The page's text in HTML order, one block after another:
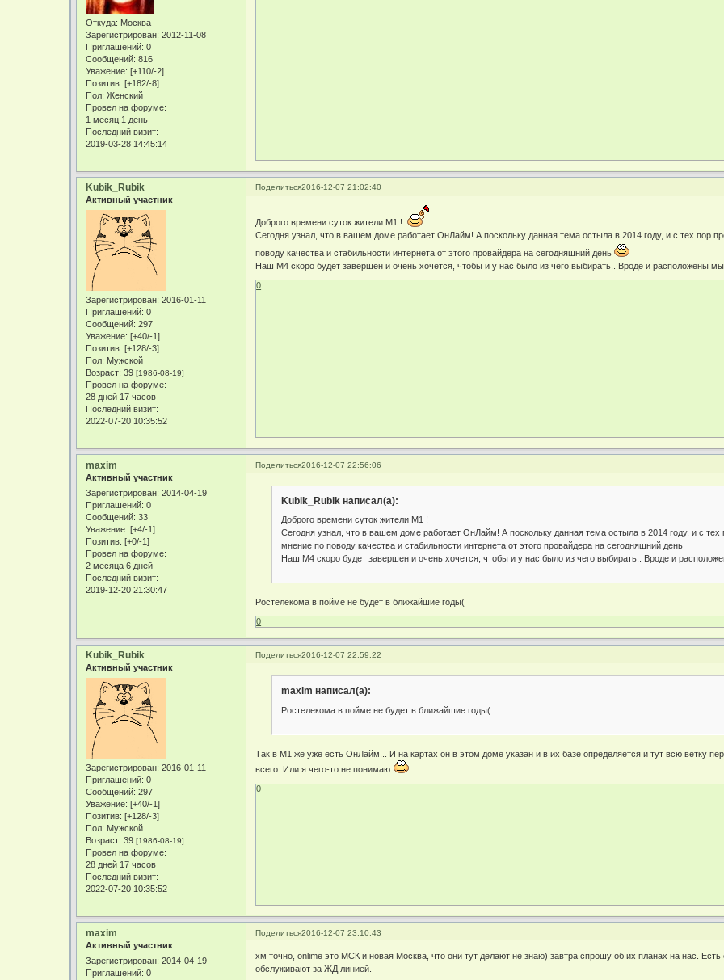
Откуда: Москва
Зарегистрирован: 2012-11-08
Приглашений: 0
Сообщений: 816
Уважение: [+110/-2]
Позитив: [+182/-8]
Пол: Женский
Провел на форуме:
1 месяц 1 день
Последний визит:
2019-03-28 14:45:14
Поделиться2016-12-07 21:02:40
Kubik_Rubik
Активный участник
Зарегистрирован: 2016-01-11
Приглашений: 0
Сообщений: 297
Уважение: [+40/-1]
Позитив: [+128/-3]
Пол: Мужской
Возраст: 39[1986-08-19]
Провел на форуме:
28 дней 17 часов
Последний визит:
2022-07-20 10:35:52
Доброго времени суток жители М1 !
Сегодня узнал, что в вашем доме работает ОнЛайм! А поскольку данная тема остыла в 2014 году, и с тех пор
поводу качества и стабильности интернета от этого провайдера на сегодняшний день
Наш М4 скоро будет завершен и очень хочется, чтобы и у нас было из чего выбирать.. Вроде и расположены
0
Поделиться2016-12-07 22:56:06
maxim
Активный участник
Зарегистрирован: 2014-04-19
Приглашений: 0
Сообщений: 33
Уважение: [+4/-1]
Позитив: [+0/-1]
Провел на форуме:
2 месяца 6 дней
Последний визит:
2019-12-20 21:30:47
Kubik_Rubik написал(а):
Доброго времени суток жители М1 !
Сегодня узнал, что в вашем доме работает ОнЛайм! А поскольку данная тема остыла в 2014 году, и с
мнение по поводу качества и стабильности интернета от этого провайдера на сегодняшний день
Наш М4 скоро будет завершен и очень хочется, чтобы и у нас было из чего выбирать.. Вроде и
Ростелекома в пойме не будет в ближайшие годы(
0
Поделиться2016-12-07 22:59:22
Kubik_Rubik
Активный участник
Зарегистрирован: 2016-01-11
Приглашений: 0
Сообщений: 297
Уважение: [+40/-1]
Позитив: [+128/-3]
Пол: Мужской
Возраст: 39[1986-08-19]
Провел на форуме:
28 дней 17 часов
Последний визит:
2022-07-20 10:35:52
maxim написал(а):
Ростелекома в пойме не будет в ближайшие годы(
Так в М1 же уже есть ОнЛайм... И на картах он в этом доме указан и в их базе определяется и тут всю ветку
всего. Или я чего-то не понимаю
0
Поделиться2016-12-07 23:10:43
maxim
Активный участник
Зарегистрирован: 2014-04-19
Приглашений: 0
хм точно, onlime это МСК и новая Москва, что они тут делают не знаю) завтра спрошу об их планах на нас.
обслуживают за ЖД линией.